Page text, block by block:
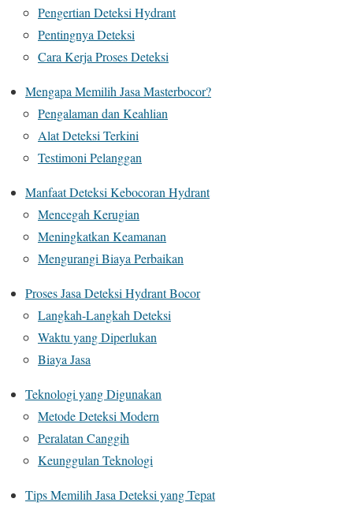
Pengertian Deteksi Hydrant
Pentingnya Deteksi
Cara Kerja Proses Deteksi
Mengapa Memilih Jasa Masterbocor?
Pengalaman dan Keahlian
Alat Deteksi Terkini
Testimoni Pelanggan
Manfaat Deteksi Kebocoran Hydrant
Mencegah Kerugian
Meningkatkan Keamanan
Mengurangi Biaya Perbaikan
Proses Jasa Deteksi Hydrant Bocor
Langkah-Langkah Deteksi
Waktu yang Diperlukan
Biaya Jasa
Teknologi yang Digunakan
Metode Deteksi Modern
Peralatan Canggih
Keunggulan Teknologi
Tips Memilih Jasa Deteksi yang Tepat